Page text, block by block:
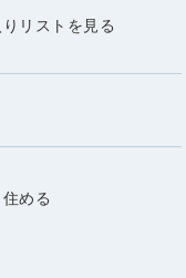
リストを見る
める